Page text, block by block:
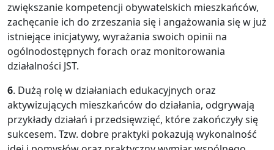
zwiększanie kompetencji obywatelskich mieszkańców,
zachęcanie ich do zrzeszania się i angażowania się w już
istniejące inicjatywy, wyrażania swoich opinii na
ogólnodostępnych forach oraz monitorowania
działalności JST.
6. Dużą rolę w działaniach edukacyjnych oraz
aktywizujących mieszkańców do działania, odgrywają
przykłady działań i przedsięwzięć, które zakończyły się
sukcesem. Tzw. dobre praktyki pokazują wykonalność